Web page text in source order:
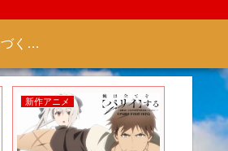
特定商取引法に基づく表記（商取引に関する開示）
新作アニメ